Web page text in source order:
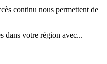
continu nous permettent de
dans votre région avec...